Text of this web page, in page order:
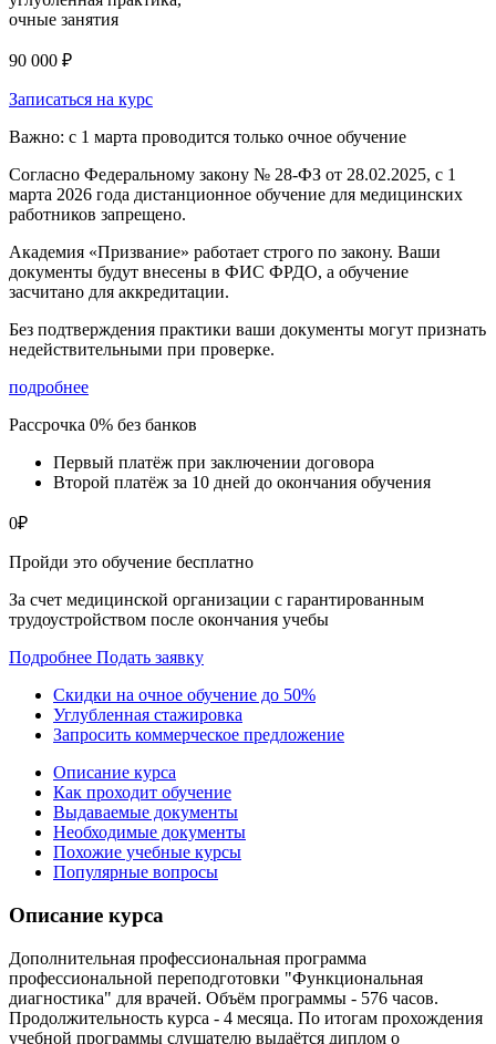
очные занятия
90 000 ₽
Записаться на курс
Важно: с 1 марта проводится только очное обучение
Согласно Федеральному закону № 28-ФЗ от 28.02.2025, с 1
марта 2026 года дистанционное обучение для медицинских
работников запрещено.
Академия «Призвание» работает строго по закону. Ваши
документы будут внесены в ФИС ФРДО, а обучение
засчитано для аккредитации.
Без подтверждения практики ваши документы могут признать
недействительными при проверке.
подробнее
Рассрочка 0% без банков
Первый платёж при заключении договора
Второй платёж за 10 дней до окончания обучения
0₽
Пройди это обучение бесплатно
За счет медицинской организации с гарантированным
трудоустройством после окончания учебы
Подробнее Подать заявку
Скидки на очное обучение до 50%
Углубленная стажировка
Запросить коммерческое предложение
Описание курса
Как проходит обучение
Выдаваемые документы
Необходимые документы
Похожие учебные курсы
Популярные вопросы
Описание курса
Дополнительная профессиональная программа
профессиональной переподготовки "Функциональная
диагностика" для врачей. Объём программы - 576 часов.
Продолжительность курса - 4 месяца. По итогам прохождения
учебной программы слушателю выдаётся диплом о